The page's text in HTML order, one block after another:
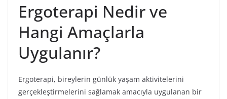
Ergoterapi Nedir ve
Hangi Amaçlarla
Uygulanır?
Ergoterapi, bireylerin günlük yaşam aktivitelerini
gerçekleştirmelerini sağlamak amacıyla uygulanan bir